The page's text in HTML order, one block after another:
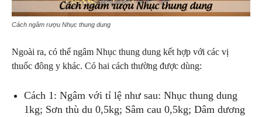
Cách ngâm rượu Nhục thung dung
Ngoài ra, có thể ngâm Nhục thung dung kết hợp với các vị
thuốc đông y khác. Có hai cách thường được dùng:
Cách 1: Ngâm với tỉ lệ như sau: Nhục thung dung
1kg; Sơn thù du 0,5kg; Sâm cau 0,5kg; Dâm dương